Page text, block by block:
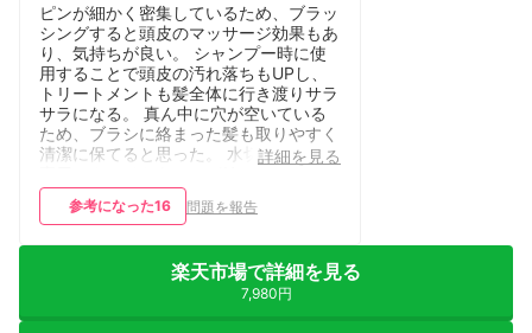
ピンが細かく密集しているため、ブラッ
シングすると頭皮のマッサージ効果もあ
り、気持ちが良い。 シャンプー時に使
用することで頭皮の汚れ落ちもUPし、
トリートメントも髪全体に行き渡りサラ
サラになる。 真ん中に穴が空いている
ため、ブラシに絡まった髪も取りやすく
清潔に保てると思った。 水切りできる
ト。
詳細を見る
参考になった16 問題を報告
楽天市場で詳細を見る
7,980円